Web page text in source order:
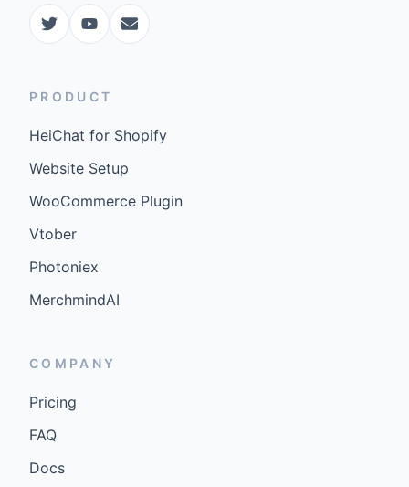
PRODUCT
HeiChat for Shopify
Website Setup
WooCommerce Plugin
Vtober
Photoniex
MerchmindAI
COMPANY
Pricing
FAQ
Docs